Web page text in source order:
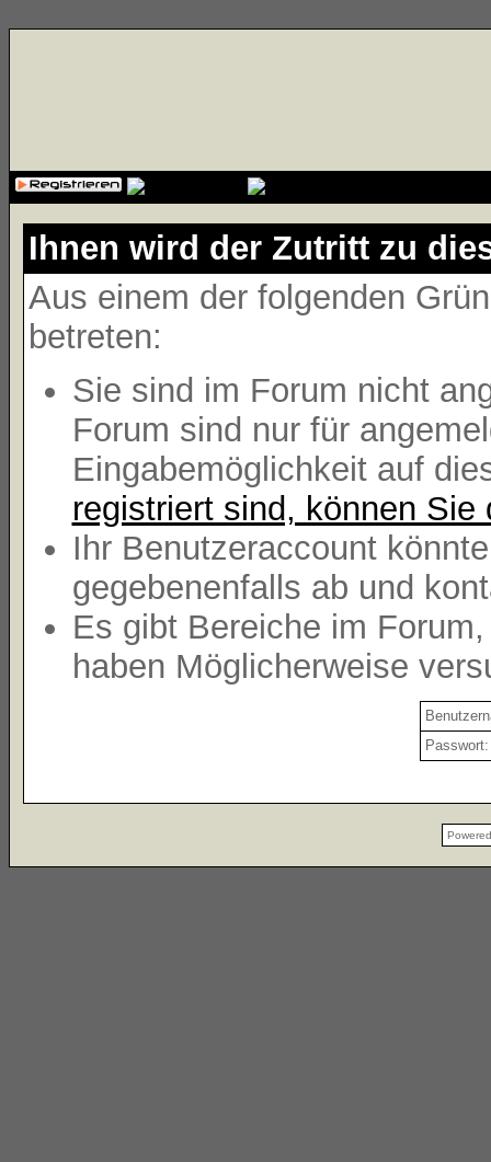
Ihnen wird der Zutritt zu
Aus einem der folgenden
betreten:
Sie sind im Forum nicht
Forum sind nur für
Eingabemöglichkeit auf
registriert sind, können Sie
Ihr Benutzeraccount
gegebenenfalls ab und
Es gibt Bereiche im
haben Möglicherweise
Passwort: